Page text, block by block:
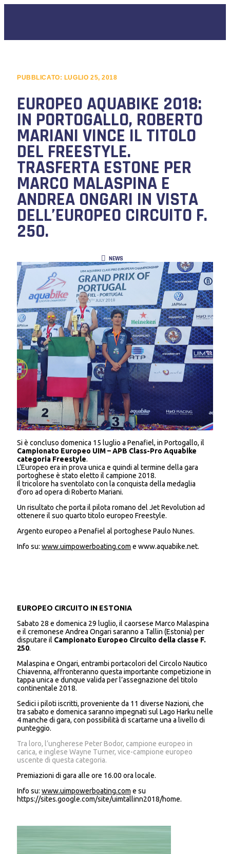
PUBBLICATO: LUGLIO 25, 2018
EUROPEO AQUABIKE 2018:
IN PORTOGALLO, ROBERTO
MARIANI VINCE IL TITOLO
DEL FREESTYLE.
TRASFERTA ESTONE PER
MARCO MALASPINA E
ANDREA ONGARI IN VISTA
DELL’EUROPEO CIRCUITO F.
250.
NEWS
Si è concluso domenica 15 luglio a Penafiel, in Portogallo, il
Campionato Europeo UIM – APB Class-Pro Aquabike
categoria Freestyle.
L’Europeo era in prova unica e quindi al termine della gara
portoghese è stato eletto il campione 2018.
Il tricolore ha sventolato con la conquista della medaglia
d’oro ad opera di Roberto Mariani.
Un risultato che porta il pilota romano del Jet Revolution ad
ottenere il suo quarto titolo europeo Freestyle.
Argento europeo a Penafiel al portoghese Paulo Nunes.
Info su: www.uimpowerboating.com e www.aquabike.net.
EUROPEO CIRCUITO IN ESTONIA
Sabato 28 e domenica 29 luglio, il caorsese Marco Malaspina
e il cremonese Andrea Ongari saranno a Tallin (Estonia) per
disputare il Campionato Europeo Circuito della classe F.
250.
Malaspina e Ongari, entrambi portacolori del Circolo Nautico
Chiavenna, affronteranno questa importante competizione in
tappa unica e dunque valida per l’assegnazione del titolo
continentale 2018.
Sedici i piloti iscritti, proveniente da 11 diverse Nazioni, che
tra sabato e domenica saranno impegnati sul Lago Harku nelle
4 manche di gara, con possibilità di scartarne una a livello di
punteggio.
Tra loro, l’ungherese Peter Bodor, campione europeo in
carica, e inglese Wayne Turner, vice-campione europeo
uscente di questa categoria.
Premiazioni di gara alle ore 16.00 ora locale.
Info su: www.uimpowerboating.com e su
https://sites.google.com/site/uimtallinn2018/home.